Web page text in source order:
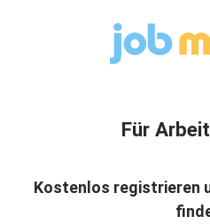
Für
Kostenlos registrieren